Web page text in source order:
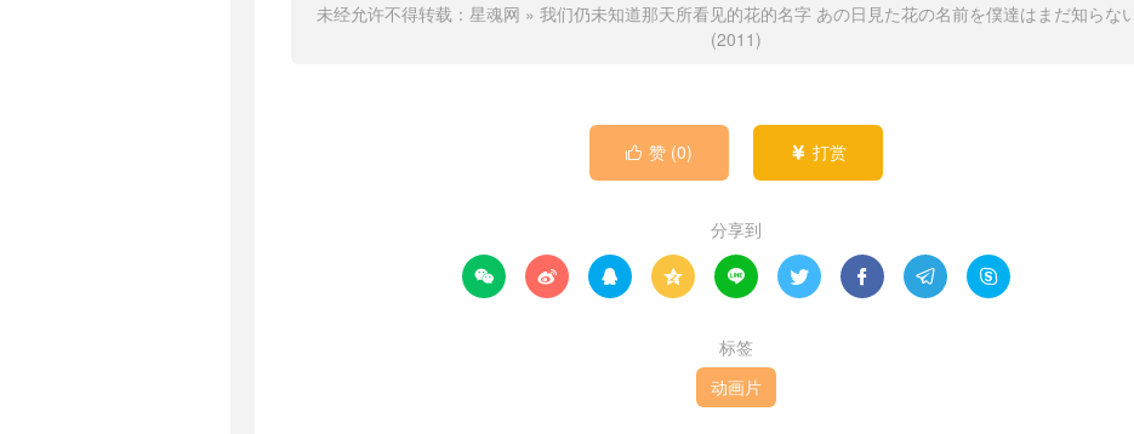
未经允许不得转载： 星魂网 » 我们仍未知道那天所看见的花的名字 あの日見た花の名前を僕達はまだ知らない
(2011)
 赞 (0)  打赏
分享到
        
标签
动画片